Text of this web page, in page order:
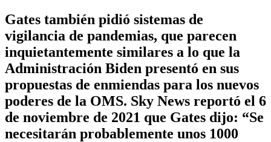
Gates también pidió sistemas de
vigilancia de pandemias, que parecen
inquietantemente similares a lo que la
Administración Biden presentó en sus
propuestas de enmiendas para los nuevos
poderes de la OMS. Sky News reportó el 6
de noviembre de 2021 que Gates dijo: “Se
necesitarán probablemente unos 1000